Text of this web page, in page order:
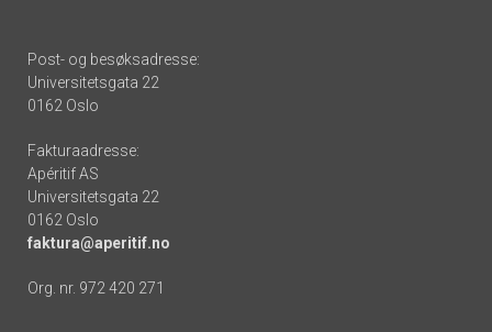
Post- og besøksadresse:
Universitetsgata 22
0162 Oslo
Fakturaadresse:
Apéritif AS
Universitetsgata 22
0162 Oslo
faktura@aperitif.no
Org. nr. 972 420 271